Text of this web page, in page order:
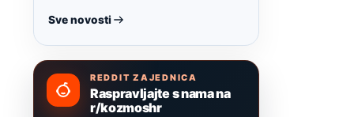
Sve novosti
REDDIT ZAJEDNICA
Raspravljajte s nama na
r/kozmoshr